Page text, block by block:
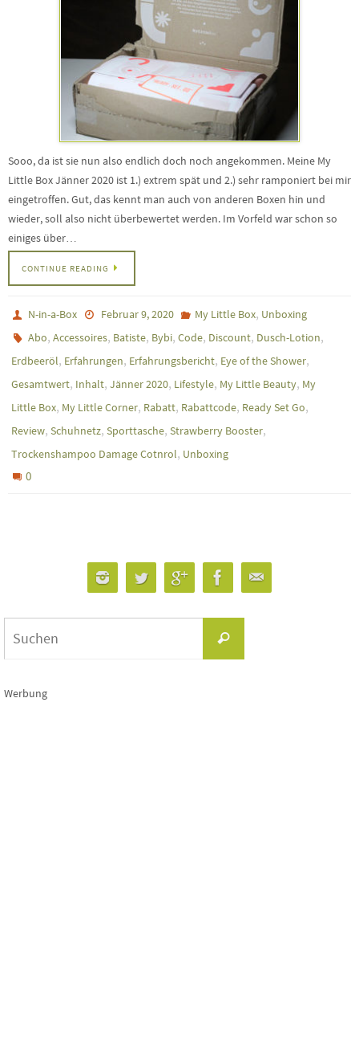
Sooo, da ist sie nun also endlich doch noch angekommen. Meine My
Little Box Jänner 2020 ist 1.) extrem spät und 2.) sehr ramponiert bei mir
eingetroffen. Gut, das kennt man auch von anderen Boxen hin und
wieder, soll also nicht überbewertet werden. Im Vorfeld war schon so
einiges über…
CONTINUE READING
N-in-a-Box Februar 9, 2020 My Little Box, Unboxing
Abo,Accessoires, Batiste, Bybi,Code, Discount, Dusch-Lotion,
Erdbeeröl, Erfahrungen, Erfahrungsbericht, Eye of the Shower,
Gesamtwert, Inhalt, Jänner 2020, Lifestyle, My Little Beauty, My
Little Box, My Little Corner, Rabatt, Rabattcode, Ready Set Go,
Review, Schuhnetz, Sporttasche, Strawberry Booster,
Trockenshampoo Damage Cotnrol, Unboxing
0
Suchen
Werbung